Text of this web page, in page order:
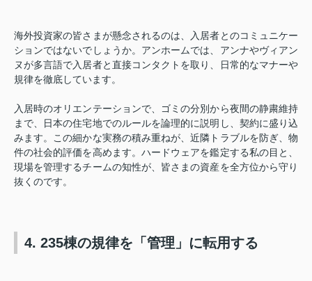
海外投資家の皆さまが懸念されるのは、入居者とのコミュニケー
ションではないでしょうか。アンホームでは、アンナやヴィアン
ヌが多言語で入居者と直接コンタクトを取り、日常的なマナーや
規律を徹底しています。
入居時のオリエンテーションで、ゴミの分別から夜間の静粛維持
まで、日本の住宅地でのルールを論理的に説明し、契約に盛り込
みます。この細かな実務の積み重ねが、近隣トラブルを防ぎ、物
件の社会的評価を高めます。ハードウェアを鑑定する私の目と、
現場を管理するチームの知性が、皆さまの資産を全方位から守り
抜くのです。
4. 235棟の規律を「管理」に転用する